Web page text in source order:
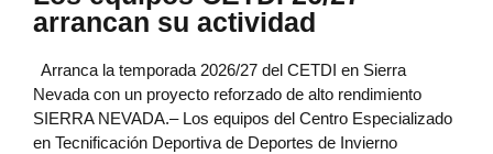
arrancan su actividad
Arranca la temporada 2026/27 del CETDI en Sierra
Nevada con un proyecto reforzado de alto rendimiento
SIERRA NEVADA.– Los equipos del Centro Especializado
en Tecnificación Deportiva de Deportes de Invierno